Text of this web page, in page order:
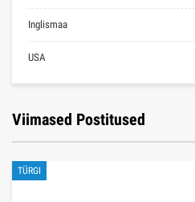
Inglismaa
USA
Viimased Postitused
TÜRGI